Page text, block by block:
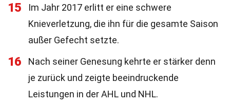
15
Im Jahr 2017 erlitt er eine schwere
Knieverletzung, die ihn für die gesamte Saison
außer Gefecht setzte.
16
Nach seiner Genesung kehrte er stärker denn
je zurück und zeigte beeindruckende
Leistungen in der AHL und NHL.